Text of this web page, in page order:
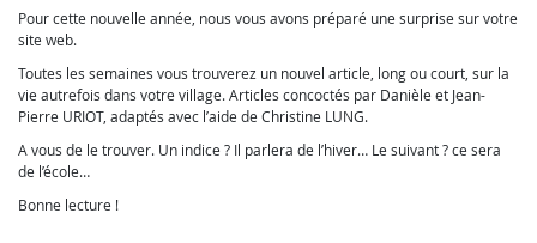
Pour cette nouvelle année, nous vous avons préparé une surprise sur votre
site web.
Toutes les semaines vous trouverez un nouvel article, long ou court, sur la
vie autrefois dans votre village. Articles concoctés par Danièle et Jean-
Pierre URIOT, adaptés avec l’aide de Christine LUNG.
A vous de le trouver. Un indice ? Il parlera de l’hiver… Le suivant ? ce sera
de l’école…
Bonne lecture !